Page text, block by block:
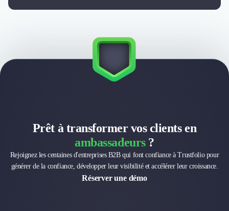
Office Management
Gestion Immobilière
Clubs & Réseaux Professionnels
Prêt à transformer vos clients en
ambassadeurs?
Rejoignez les centaines d'entreprises B2B qui font confiance à Trustfolio pour
générer de la confiance, développer leur visibilité et accélérer leur croissance.
Réserver une démo